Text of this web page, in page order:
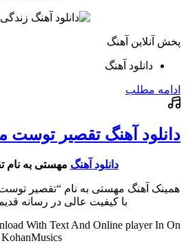
پخش آنلاین آهنگ
دانلود آهنگ
ادامه مطلب
دانلود آهنگ تقصیر توست
دانلود آهنگ مهستی به نام
همینک آهنگ مهستی به نام “تقصیر
با کیفیت عالی در رسانه
With Text And Online player In On
KohanMusics